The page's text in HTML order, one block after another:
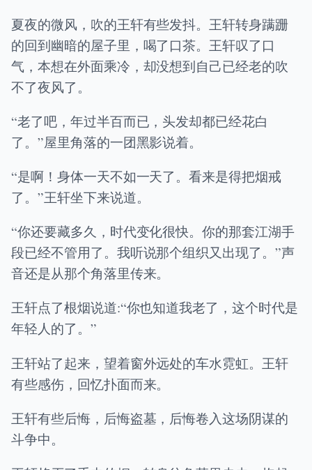
夏夜的微风，吹的王轩有些发抖。王轩转身蹒跚
的回到幽暗的屋子里，喝了口茶。王轩叹了口
气，本想在外面乘冷，却没想到自己已经老的吹
不了夜风了。
“老了吧，年过半百而已，头发却都已经花白
了。”屋里角落的一团黑影说着。
“是啊！身体一天不如一天了。看来是得把烟戒
了。”王轩坐下来说道。
“你还要藏多久，时代变化很快。你的那套江湖手
段已经不管用了。我听说那个组织又出现了。”声
音还是从那个角落里传来。
王轩点了根烟说道:“你也知道我老了，这个时代是
年轻人的了。”
王轩站了起来，望着窗外远处的车水霓虹。王轩
有些感伤，回忆扑面而来。
王轩有些后悔，后悔盗墓，后悔卷入这场阴谋的
斗争中。